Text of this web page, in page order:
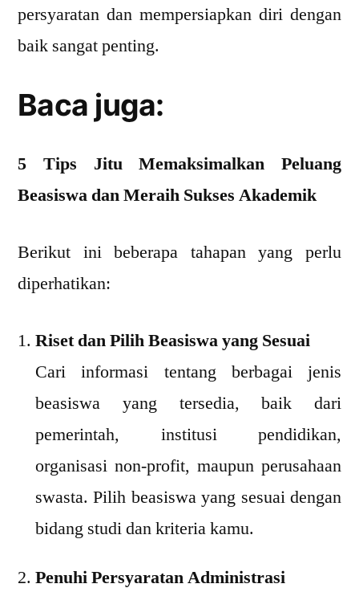
persyaratan dan mempersiapkan diri dengan
baik sangat penting.
Baca juga:
5 Tips Jitu Memaksimalkan Peluang
Beasiswa dan Meraih Sukses Akademik
Berikut ini beberapa tahapan yang perlu
diperhatikan:
Riset dan Pilih Beasiswa yang Sesuai
Cari informasi tentang berbagai jenis
beasiswa yang tersedia, baik dari
pemerintah, institusi pendidikan,
organisasi non-profit, maupun perusahaan
swasta. Pilih beasiswa yang sesuai dengan
bidang studi dan kriteria kamu.
Penuhi Persyaratan Administrasi